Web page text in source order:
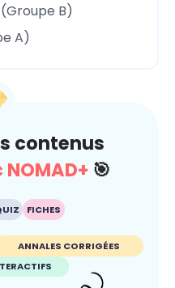
B)
A)
contenus
🎯
FICHES
ANNALES CORRIGÉES